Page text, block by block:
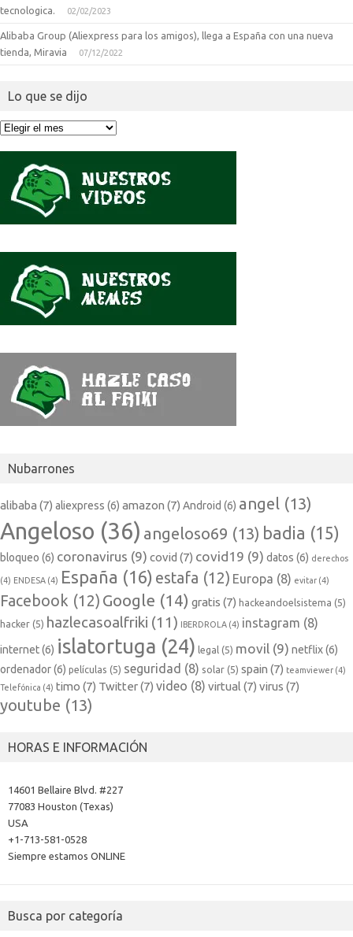
tecnologica.
02/02/2023
Alibaba Group (Aliexpress para los amigos), llega a España con una nueva
tienda, Miravia
07/12/2022
Lo que se dijo
Lo
Nubarrones
alibaba (7) aliexpress (6) amazon (7) Android (6) angel (13)
Angeloso (36) angeloso69 (13) badia (15)
bloqueo (6) coronavirus (9) covid (7) covid19 (9) datos (6) derechos
(4) ENDESA (4) España (16) estafa (12) Europa (8) evitar (4)
Facebook (12) Google (14) gratis (7) hackeandoelsistema (5)
hacker (5) hazlecasoalfriki (11) IBERDROLA (4) instagram (8)
internet(6) islatortuga (24) legal (5) movil (9) netflix(6)
ordenador(6) películas (5) seguridad (8) solar (5) spain (7) teamviewer (4)
Telefónica (4) timo (7) Twitter(7) video (8) virtual (7) virus (7)
youtube (13)
HORAS E INFORMACIÓN
14601 Bellaire Blvd. #227
77083 Houston (Texas)
USA
+1-713-581-0528
Siempre estamos ONLINE
Busca por categoría